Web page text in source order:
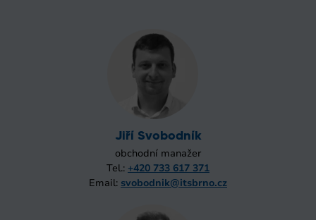
Jiří Svobodník
obchodní manažer
Tel.: +420 733 617 371
Email: svobodnik@itsbrno.cz